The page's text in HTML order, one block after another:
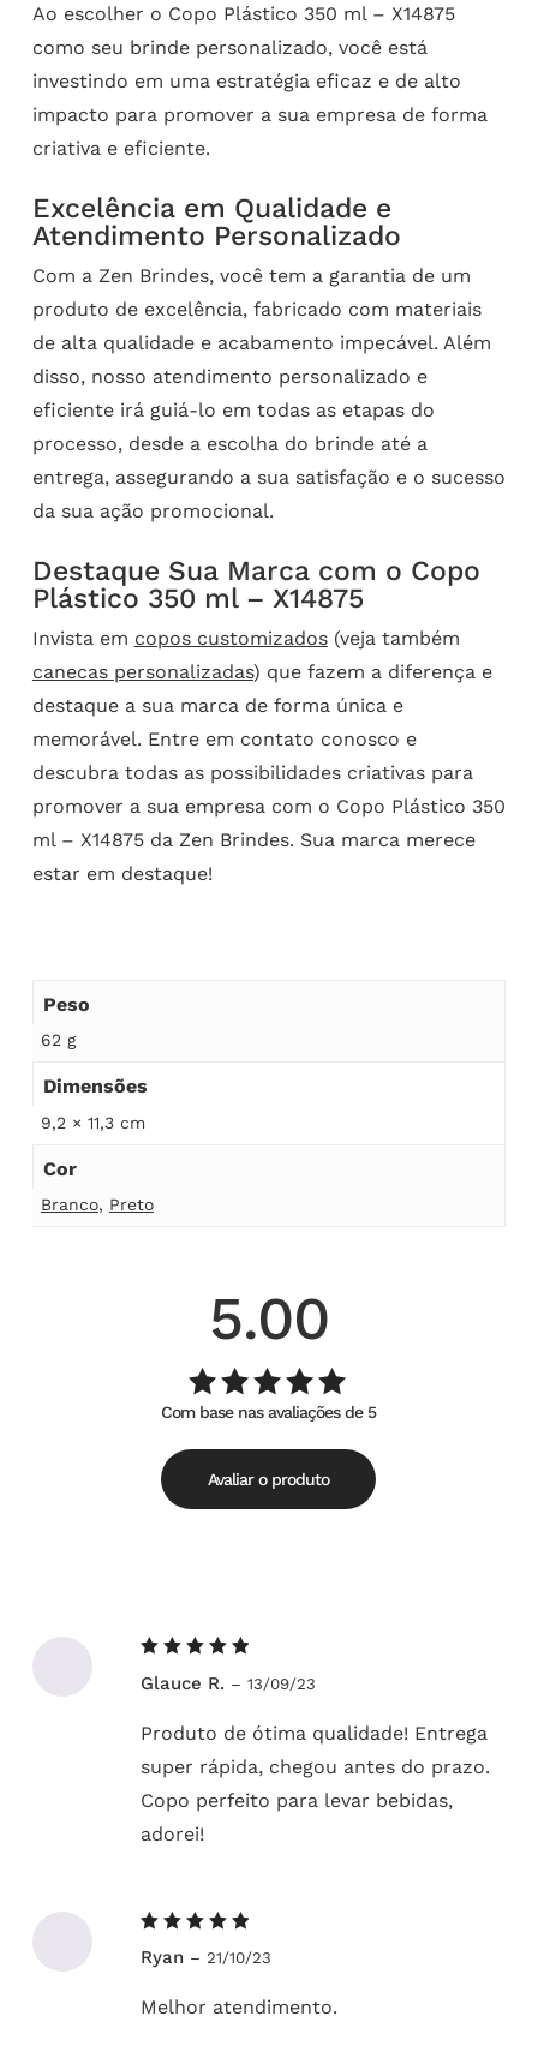
Ao escolher o Copo Plástico 350 ml – X14875
como seu brinde personalizado, você está
investindo em uma estratégia eficaz e de alto
impacto para promover a sua empresa de forma
criativa e eficiente.
Excelência em Qualidade e
Atendimento Personalizado
Com a Zen Brindes, você tem a garantia de um
produto de excelência, fabricado com materiais
de alta qualidade e acabamento impecável. Além
disso, nosso atendimento personalizado e
eficiente irá guiá-lo em todas as etapas do
processo, desde a escolha do brinde até a
entrega, assegurando a sua satisfação e o sucesso
da sua ação promocional.
Destaque Sua Marca com o Copo
Plástico 350 ml – X14875
Invista em copos customizados(veja também
canecas personalizadas) que fazem a diferença e
destaque a sua marca de forma única e
memorável. Entre em contato conosco e
descubra todas as possibilidades criativas para
promover a sua empresa com o Copo Plástico 350
ml – X14875 da Zen Brindes. Sua marca merece
estar em destaque!
Peso
62 g
Dimensões
9,2 × 11,3 cm
Cor
Branco, Preto
5.00
Avaliação
5.00de
5
Com base nas avaliações de 5
Avaliar o produto
5de 5
Glauce R. – 13/09/23
Produto de ótima qualidade! Entrega
super rápida, chegou antes do prazo.
Copo perfeito para levar bebidas,
adorei!
5de 5
Ryan – 21/10/23
Melhor atendimento.